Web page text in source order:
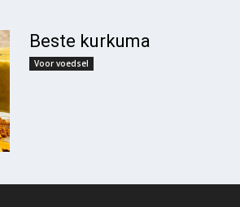
Beste kurkuma
Voor voedsel